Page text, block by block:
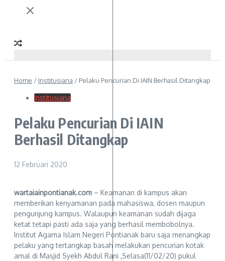
Home / Institusiana / Pelaku Pencurian Di IAIN Berhasil Ditangkap
Institusiana
Pelaku Pencurian Di IAIN
Berhasil Ditangkap
12 Februari 2020
wartaiainpontianak.com – Keamanan di kampus akan
memberikan kenyamanan pada mahasiswa, dosen maupun
pengunjung kampus. Walaupun keamanan sudah dijaga
ketat tetapi pasti ada saja yang berhasil membobolnya.
Institut Agama Islam Negeri Pontianak baru saja menangkap
pelaku yang tertangkap basah melakukan pencurian kotak
amal di Masjid Syekh Abdul Rani ,Selasa(11/02/20) pukul